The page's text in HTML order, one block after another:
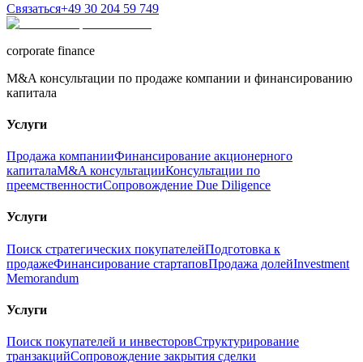
Связаться+49 30 204 59 749
corporate finance
M&A консультации по продаже компании и финансированию
капитала
Услуги
Продажа компанииФинансирование акционерного
капиталаM&A консультацииКонсультации по
преемственностиСопровождение Due Diligence
Услуги
Поиск стратегических покупателейПодготовка к
продажеФинансирование стартаповПродажа долейInvestment
Memorandum
Услуги
Поиск покупателей и инвесторовСтруктурирование
транзакцийСопровождение закрытия сделки